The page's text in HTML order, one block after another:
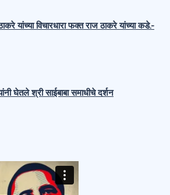
यांच्या विचारधारा फक्त राज ठाकरे यांच्या कडे.-
घेतले श्री साईबाबा समाधीचे दर्शन